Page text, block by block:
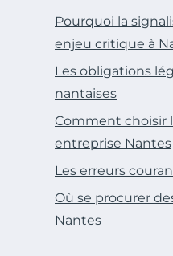
Pourquoi la
enjeu critique à
Les obligations
nantaises
Comment choisir
entreprise Nantes
Les erreurs
Où se procurer
Nantes